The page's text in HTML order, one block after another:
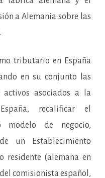
a Alemania sobre las
tributario en España
en su conjunto las
asociados a la
recalificar el
modelo de negocio,
un Establecimiento
residente (alemana en
comisionista español,